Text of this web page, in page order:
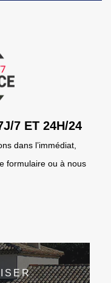
7 ET 24H/24
dans l’immédiat,
formulaire ou à nous